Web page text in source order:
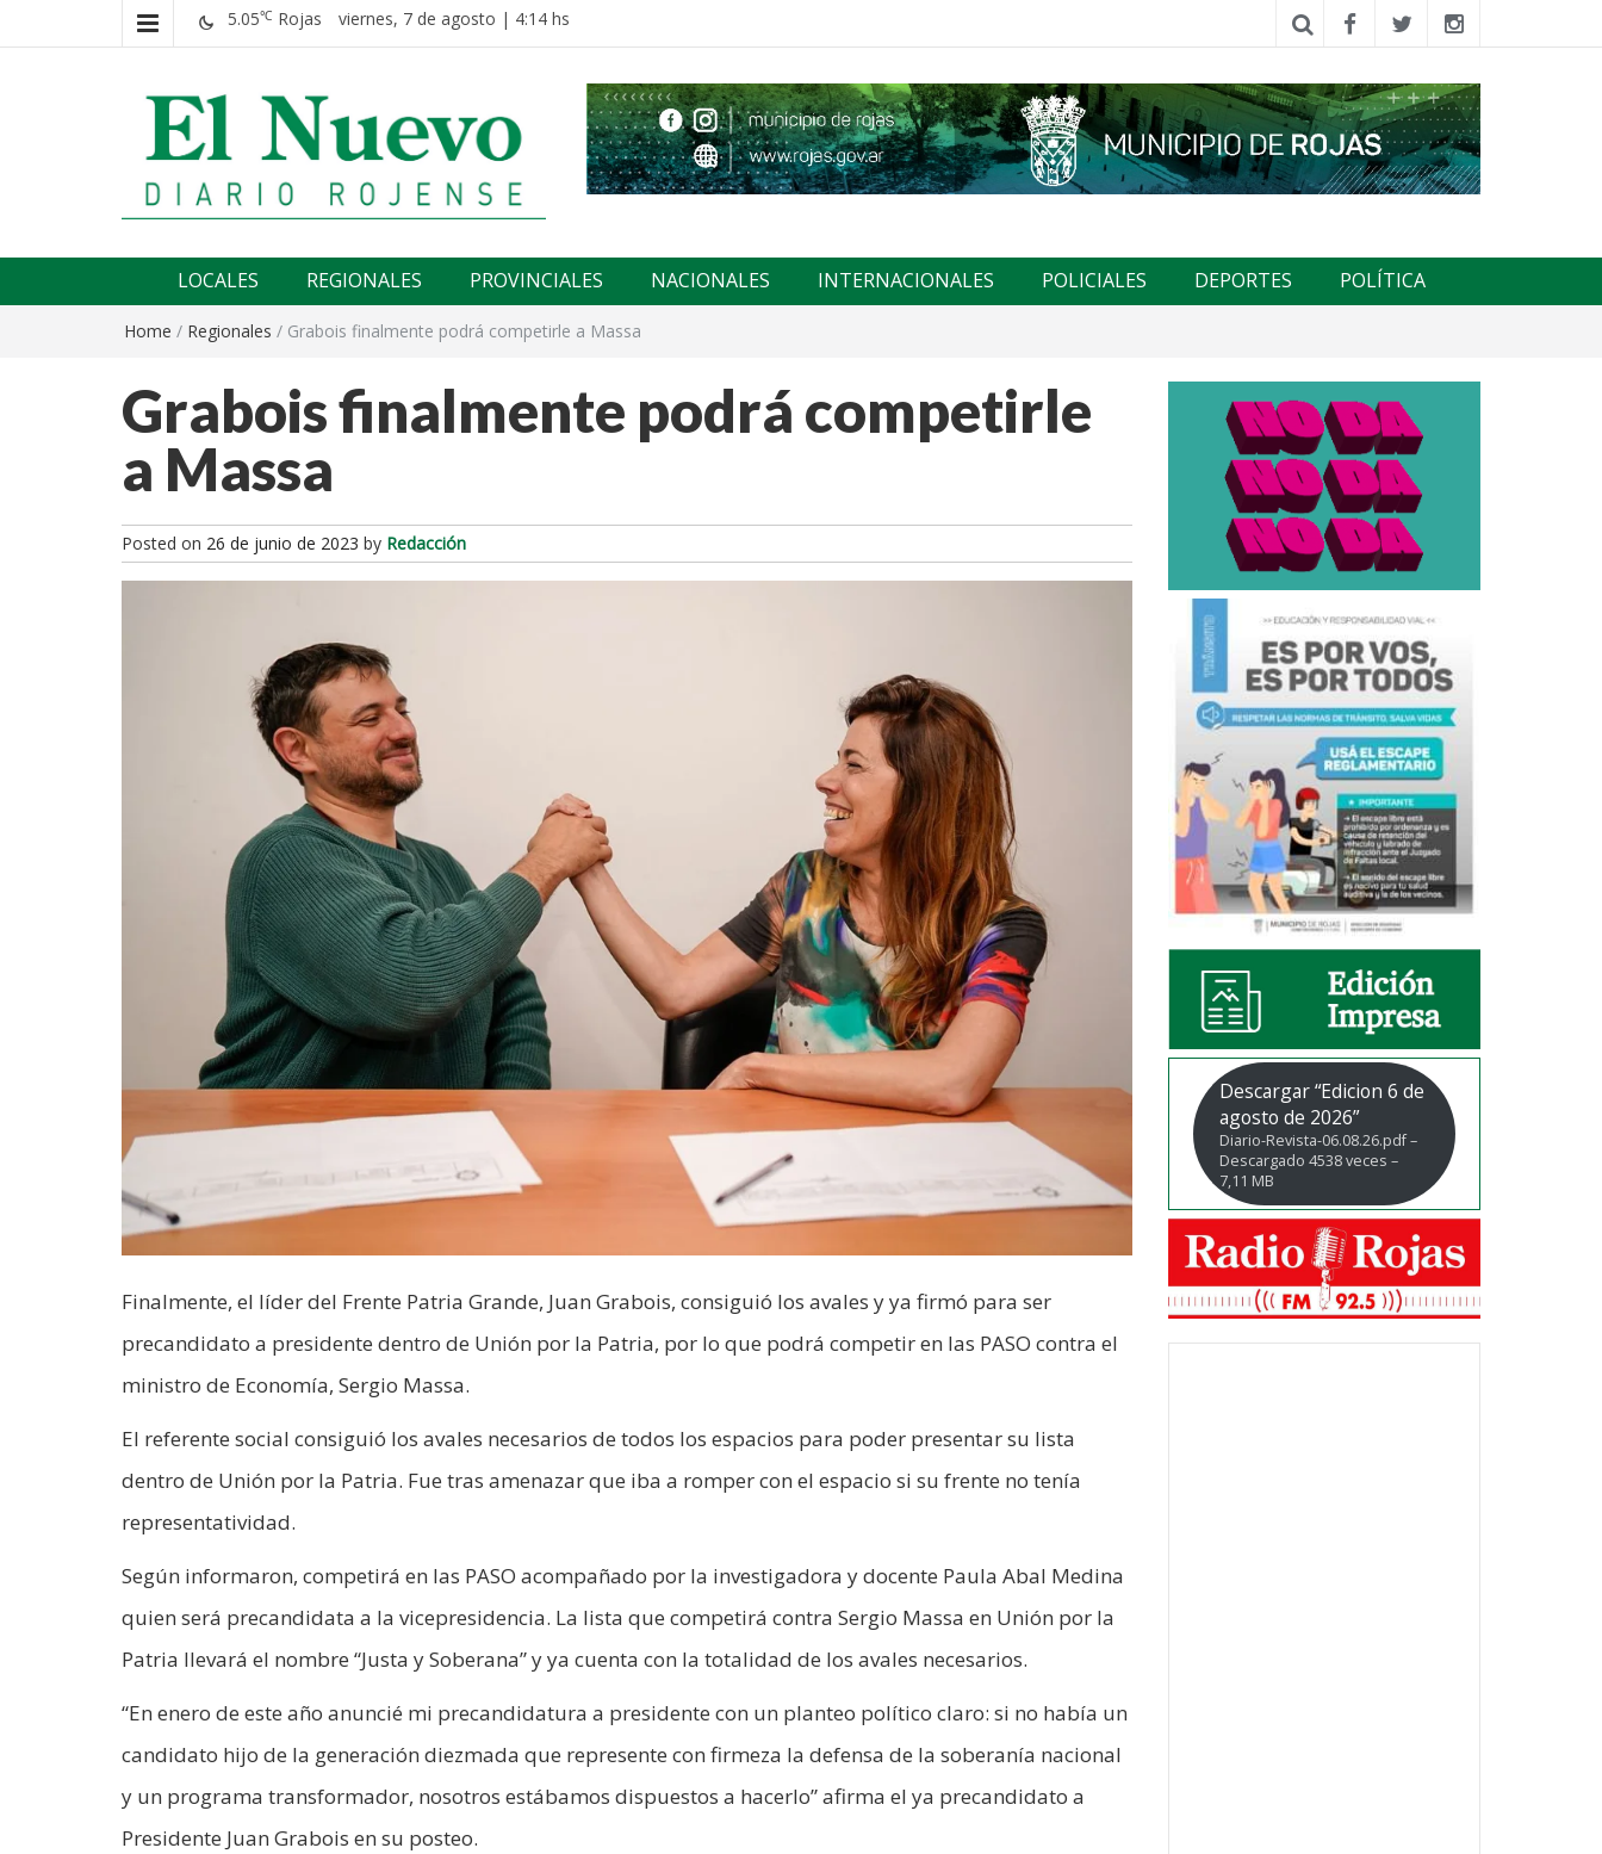
5.05℃ Rojas viernes, 7 de agosto | 4:14 hs
El nuevo rojense
LOCALES REGIONALES PROVINCIALES NACIONALES INTERNACIONALES POLICIALES DEPORTES POLÍTICA
Home / Regionales / Grabois finalmente podrá competirle a Massa
Grabois finalmente podrá competirle
a Massa
Posted on 26 de junio de 2023 by Redacción
Finalmente, el líder del Frente Patria Grande, Juan Grabois, consiguió los avales y ya firmó para ser
precandidato a presidente dentro de Unión por la Patria, por lo que podrá competir en las PASO contra el
ministro de Economía, Sergio Massa.
El referente social consiguió los avales necesarios de todos los espacios para poder presentar su lista
dentro de Unión por la Patria. Fue tras amenazar que iba a romper con el espacio si su frente no tenía
representatividad.
Según informaron, competirá en las PASO acompañado por la investigadora y docente Paula Abal Medina
quien será precandidata a la vicepresidencia. La lista que competirá contra Sergio Massa en Unión por la
Patria llevará el nombre “Justa y Soberana” y ya cuenta con la totalidad de los avales necesarios.
“En enero de este año anuncié mi precandidatura a presidente con un planteo político claro: si no había un
candidato hijo de la generación diezmada que represente con firmeza la defensa de la soberanía nacional
y un programa transformador, nosotros estábamos dispuestos a hacerlo” afirma el ya precandidato a
Presidente Juan Grabois en su posteo.
Descargar “Edicion 6 de
agosto de 2026”
Diario-Revista-06.08.26.pdf –
Descargado 4538 veces –
7,11 MB